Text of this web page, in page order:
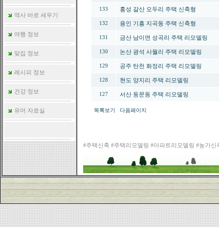
역사 바로 세우기
여행 정보
맞집 정보
레시피 정보
건강 정보
유머 자료실
133 홍성 갈산 오두리 주택 신축형
132 용인 기흥 지곡동 주택 신축형
131 금산 남이면 성곡리 주택 리모델링
130 논산 광석 사월리 주택 리모델링
129 공주 탄천 화정리 주택 리모델링
128 현도 양지리 주택 리모델링
127 서산 동문동 주택 리모델링
목록보기 다음페이지
#주택신축 #주택리모델링 #아파트리모델링 #농가